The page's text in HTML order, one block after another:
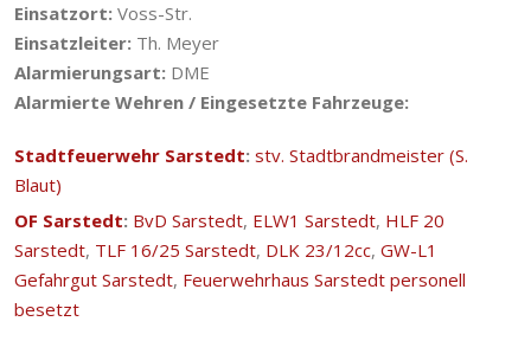
Einsatzort: Voss-Str.
Einsatzleiter: Th. Meyer
Alarmierungsart: DME
Alarmierte Wehren / Eingesetzte Fahrzeuge:
Stadtfeuerwehr Sarstedt: stv. Stadtbrandmeister (S.
Blaut)
OF Sarstedt: BvD Sarstedt, ELW1 Sarstedt, HLF 20
Sarstedt, TLF 16/25 Sarstedt, DLK 23/12cc, GW-L1
Gefahrgut Sarstedt, Feuerwehrhaus Sarstedt personell
besetzt